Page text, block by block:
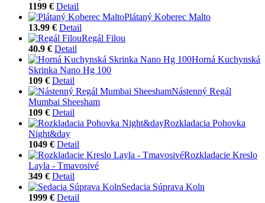
1199 € Detail
Plátaný Koberec Malto
13.99 € Detail
Regál Filou
40.9 € Detail
Horná Kuchynská
Skrinka Nano Hg 100
109 € Detail
Nástenný Regál
Mumbai Sheesham
109 € Detail
Rozkladacia Pohovka
Night&day
1049 € Detail
Rozkladacie Kreslo
Layla - Tmavosivé
349 € Detail
Sedacia Súprava Koln
1999 € Detail